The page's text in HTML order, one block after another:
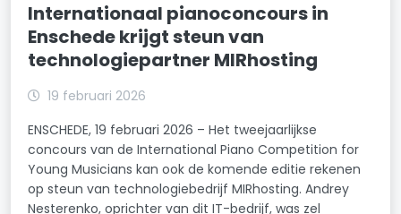
Internationaal pianoconcours in
Enschede krijgt steun van
technologiepartner MIRhosting
19 februari 2026
ENSCHEDE, 19 februari 2026 – Het tweejaarlijkse
concours van de International Piano Competition for
Young Musicians kan ook de komende editie rekenen
op steun van technologiebedrijf MIRhosting. Andrey
Nesterenko, oprichter van dit IT-bedrijf, was zel